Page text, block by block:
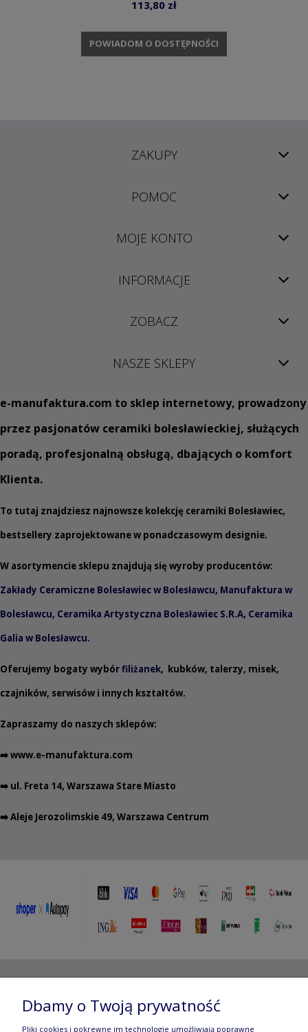
113,80 zł
POWIADOM O DOSTĘPNOŚCI
ZAKUPY
POMOC
MOJE KONTO
INFORMACJE
ZOBACZ
NASZE SKLEPY
e-manufaktura.com to sklep internetowy, prowadzony
przez pasjonatów ceramiki bolesławieckiej, służących
poradą, profesjonalną obsługą, dbających o komfort
Klienta.
To tutaj znajdziesz najnowsze kolekcję ceramiki Bolesławiec,
bestsellery zaprojektowane w ponadczasowym designie.
W asortymencie sklepu znajdują się wyroby producentów:
Zakłady Ceramiczne Bolesławiec w Bolesławcu, Manufaktura w
Bolesławcu, Ceramika Artystyczna Bolesławiec S.R.A, Ceramika
Galia w Bolesławcu.
Oferujemy bogaty wybórfiliżanek, kubków, talerzy, misek,
czajników, serwisów i innych kształtów.
Zapraszamy do naszych sklepów:
➡️www.e-manufaktura.com
➡️ ul. Freta 14, Warszawa Stare Miasto
➡️ Aleje Jerozolimskie 49, Warszawa Centrum
Jerozolimskie 49, 00-696 Warszawa | e-mail:
Dbamy o Twoją prywatność
Pliki cookies i pokrewne im technologie umożliwiają poprawne